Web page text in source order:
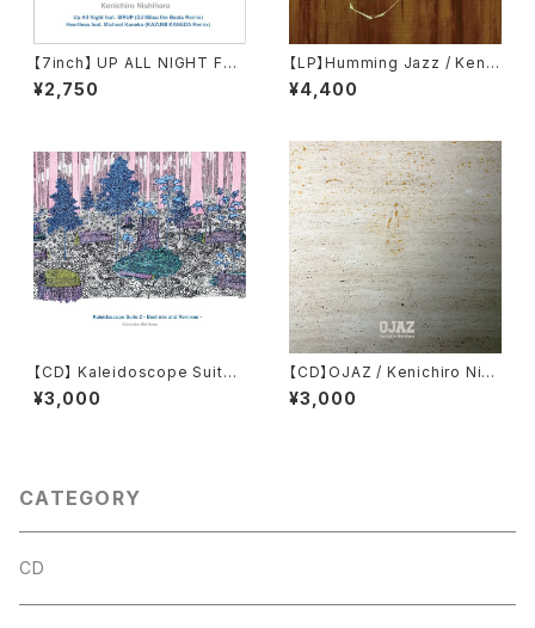
【7inch】 UP ALL NIGHT FEA
T. SIRUP (DJ MITSU THE B
EATS REMIX) / KENICHIRO
¥2,750
【LP】Humming Jazz / Kenic
hiro Nishihara
¥4,400
【CD】 Kaleidoscope Suite
2 / Kenichiro Nishihara
¥3,000
【CD】OJAZ / Kenichiro Nish
ihara
¥3,000
CATEGORY
CD